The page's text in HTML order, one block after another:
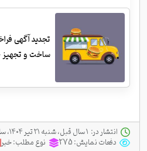
تجدید آگهی
ساخت و تجهیز
انتشار در:
دفعات نمایش:275 نوع مطلب:خبر